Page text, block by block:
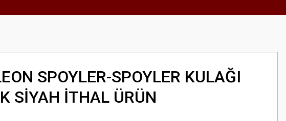
SPOYLER-SPOYLER KULAĞI
SİYAH İTHAL ÜRÜN